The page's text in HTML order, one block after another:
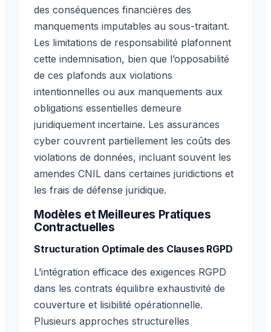
des conséquences financières des
manquements imputables au sous-traitant.
Les limitations de responsabilité plafonnent
cette indemnisation, bien que l’opposabilité
de ces plafonds aux violations
intentionnelles ou aux manquements aux
obligations essentielles demeure
juridiquement incertaine. Les assurances
cyber couvrent partiellement les coûts des
violations de données, incluant souvent les
amendes CNIL dans certaines juridictions et
les frais de défense juridique.
Modèles et Meilleures Pratiques
Contractuelles
Structuration Optimale des Clauses RGPD
L’intégration efficace des exigences RGPD
dans les contrats équilibre exhaustivité de
couverture et lisibilité opérationnelle.
Plusieurs approches structurelles